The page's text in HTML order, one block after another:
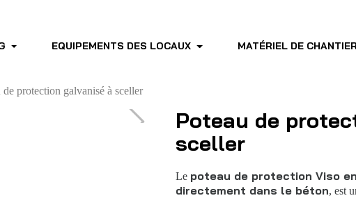
EQUIPEMENTS DES LOCAUX MATÉRIEL DE
de protection galvanisé à sceller
Poteau de
sceller
Le poteau de protection Viso
directement dans le béton, est